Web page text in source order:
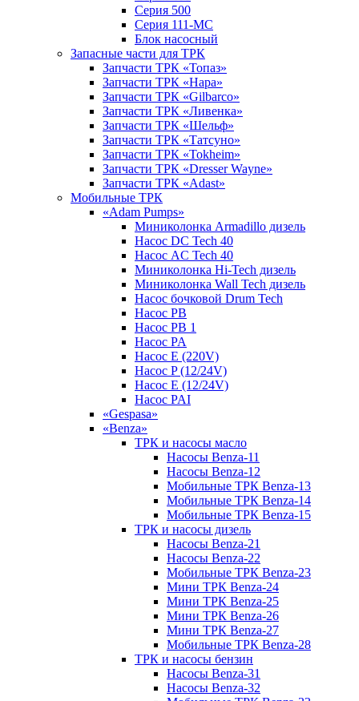
Серия 500
Серия 111-МС
Блок насосный
Запасные части для ТРК
Запчасти ТРК «Топаз»
Запчасти ТРК «Нара»
Запчасти ТРК «Gilbarco»
Запчасти ТРК «Ливенка»
Запчасти ТРК «Шельф»
Запчасти ТРК «Татсуно»
Запчасти ТРК «Tokheim»
Запчасти ТРК «Dresser Wayne»
Запчасти ТРК «Adast»
Мобильные ТРК
«Adam Pumps»
Миниколонка Armadillo дизель
Насос DC Tech 40
Насос AC Tech 40
Миниколонка Hi-Tech дизель
Миниколонка Wall Tech дизель
Насос бочковой Drum Tech
Насос PB
Насос PB 1
Насос PA
Насос E (220V)
Насос P (12/24V)
Насос E (12/24V)
Насос PAI
«Gespasa»
«Benza»
ТРК и насосы масло
Насосы Benza-11
Насосы Benza-12
Мобильные ТРК Benza-13
Мобильные ТРК Benza-14
Мобильные ТРК Benza-15
ТРК и насосы дизель
Насосы Benza-21
Насосы Benza-22
Мобильные ТРК Benza-23
Мини ТРК Benza-24
Мини ТРК Benza-25
Мини ТРК Benza-26
Мини ТРК Benza-27
Мобильные ТРК Benza-28
ТРК и насосы бензин
Насосы Benza-31
Насосы Benza-32